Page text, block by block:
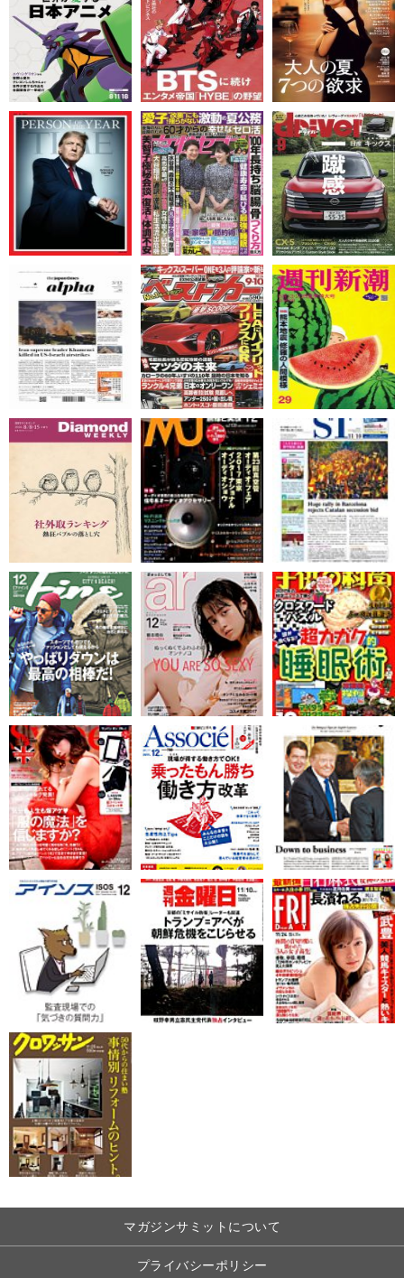
マガジンサミットについて
プライバシーポリシー